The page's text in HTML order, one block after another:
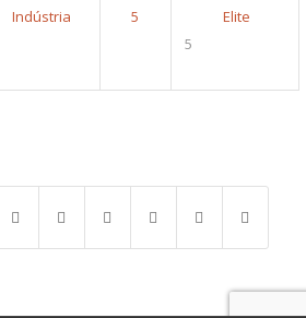
Indústria
Elite
5